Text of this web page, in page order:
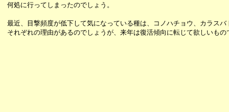
何処に行ってしまったのでしょう。
最近、目撃頻度が低下して気になっている種は、コノハチョウ、カラス
それぞれの理由があるのでしょうが、来年は復活傾向に転じて欲しいもの